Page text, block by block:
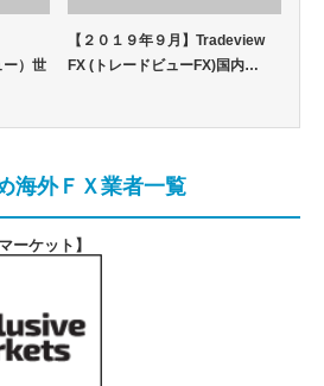
）世
【２０１９年９月】Tradeview
FX (トレードビューFX)国内…
海外ＦＸ業者一覧
ーケット 】